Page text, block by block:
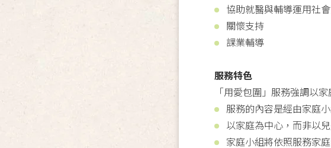
協助就醫與輔導運用社
關懷支持
課業輔導
服務特色
「用愛包圍」服務強調以
服務的內容是經由家庭
以家庭為中心，而非以
家庭小組將依照服務家